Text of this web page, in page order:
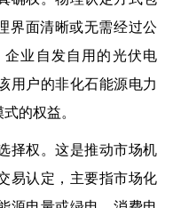
界面清晰或无需经过公
业自发自用的光伏电
用户的非化石能源电力
的权益。
择权。这是推动市场机
易认定，主要指市场化